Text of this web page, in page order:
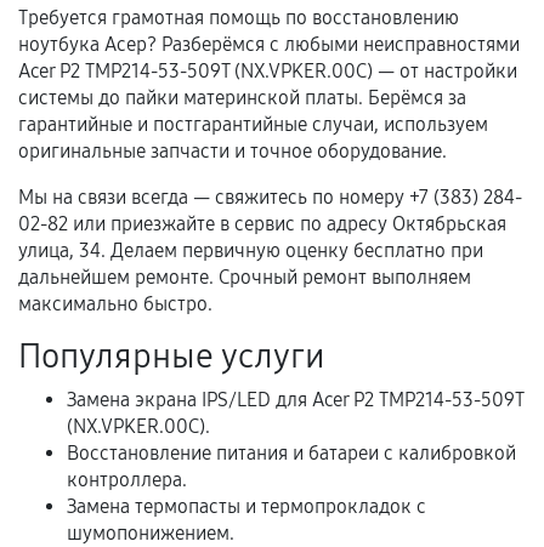
Документы для подтверждения
гарантии
Гарантийный талон.
Акт выполненных работ с датой, перечнем
услуг и сроком гарантии.
Документы на установленные комплектующие
и кассовый чек.
Расширенная гарантия
В некоторых случаях возможно оформление
расширенной гарантии. Стоимость, сроки и
условия продления согласовываются отдельно и
фиксируются в документах.
Требуется грамотная помощь по восстановлению
ноутбука Асер? Разберёмся с любыми неисправностями
Acer P2 TMP214-53-509T (NX.VPKER.00C) — от настройки
системы до пайки материнской платы. Берёмся за
гарантийные и постгарантийные случаи, используем
оригинальные запчасти и точное оборудование.
Мы на связи всегда — свяжитесь по номеру +7 (383) 284-
02-82 или приезжайте в сервис по адресу Октябрьская
улица, 34. Делаем первичную оценку бесплатно при
дальнейшем ремонте. Срочный ремонт выполняем
максимально быстро.
Популярные услуги
Замена экрана IPS/LED для Acer P2 TMP214-53-509T
(NX.VPKER.00C).
Восстановление питания и батареи с калибровкой
контроллера.
Замена термопасты и термопрокладок с
шумопонижением.